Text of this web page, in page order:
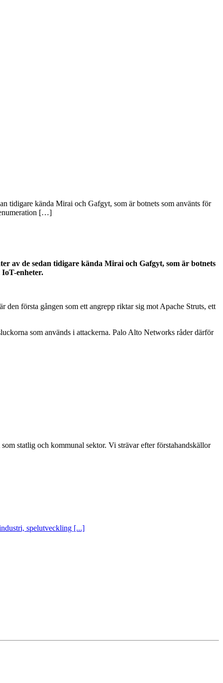
tidigare kända Mirai och Gafgyt, som är botnets som använts för
[…]
av de sedan tidigare kända Mirai och Gafgyt, som är botnets
enheter.
första gången som ett angrepp riktar sig mot Apache Struts, ett
som används i attackerna. Palo Alto Networks råder därför
statlig och kommunal sektor. Vi strävar efter förstahandskällor
spelutveckling [...]